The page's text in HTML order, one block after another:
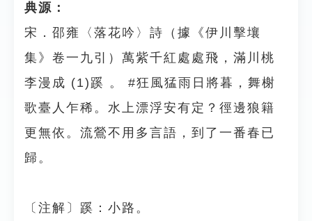
典源：
宋．邵雍〈落花吟〉詩（據《伊川擊壤
集》卷一九引）萬紫千紅處處飛，滿川桃
李漫成 (1)蹊 。 #狂風猛雨日將暮，舞榭
歌臺人乍稀。水上漂浮安有定？徑邊狼籍
更無依。流鶯不用多言語，到了一番春已
歸。
〔注解〕蹊：小路。